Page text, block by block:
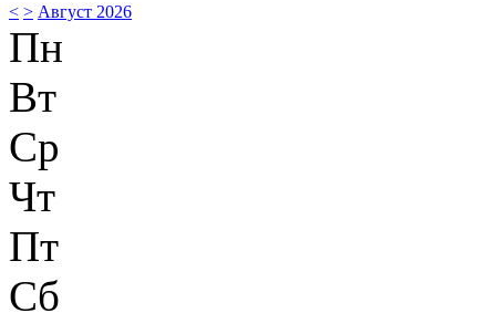
< > Август 2026
Пн
Вт
Ср
Чт
Пт
Сб